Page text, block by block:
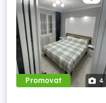
Promovat 4